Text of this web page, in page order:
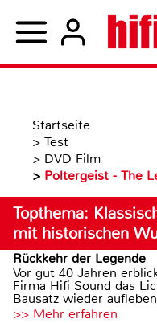
Startseite
> Test
> DVD Film
> Poltergeist - The
Topthema:
mit historischen
Rückkehr der Legende
Vor gut 40 Jahren
Firma Hifi Sound das
Bausatz wieder
>> Mehr erfahren